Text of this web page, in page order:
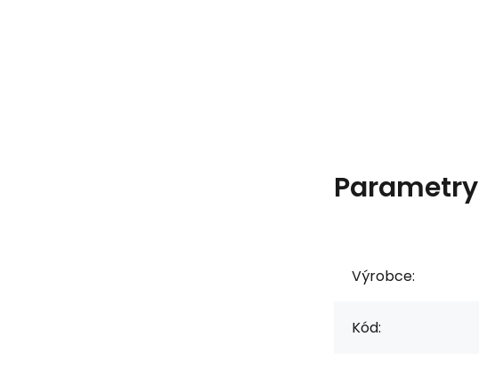
Parametry
Výrobce:
Kód: